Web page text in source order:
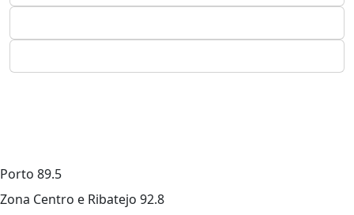
Porto 89.5
Zona Centro e Ribatejo 92.8